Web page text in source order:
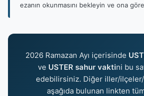
ezanın okunmasını bekleyin ve ona
2026 Ramazan Ayı içerisinde
ve USTER sahur vaktini bu
edebilirsiniz. Diğer iller/
aşağıda bulunan linkten